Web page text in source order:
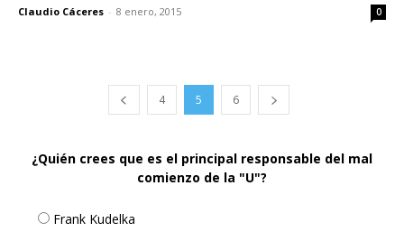
Claudio Cáceres - 8 enero, 2015 0
4 5 6
¿Quién crees que es el principal responsable del mal
comienzo de la "U"?
Frank Kudelka